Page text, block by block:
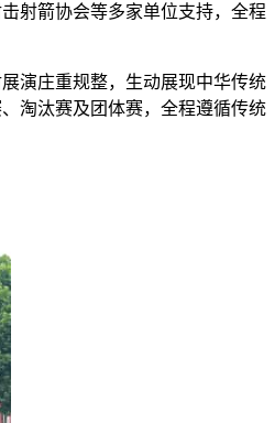
射箭协会等多家单位支持，全程
演庄重规整，生动展现中华传统
淘汰赛及团体赛，全程遵循传统